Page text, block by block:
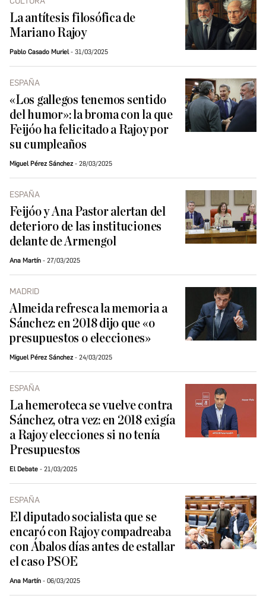
La antítesis filosófica de
Mariano Rajoy
Pablo Casado Muriel 31/03/2025
ESPAÑA
«Los gallegos tenemos sentido
del humor»: la broma con la que
Feijóo ha felicitado a Rajoy por
su cumpleaños
Miguel Pérez Sánchez 28/03/2025
ESPAÑA
Feijóo y Ana Pastor alertan del
deterioro de las instituciones
delante de Armengol
Ana Martín 27/03/2025
MADRID
Almeida refresca la memoria a
Sánchez: en 2018 dijo que «o
presupuestos o elecciones»
Miguel Pérez Sánchez 24/03/2025
ESPAÑA
La hemeroteca se vuelve contra
Sánchez, otra vez: en 2018 exigía
a Rajoy elecciones si no tenía
Presupuestos
El Debate 21/03/2025
ESPAÑA
El diputado socialista que se
encaró con Rajoy compadreaba
con Ábalos días antes de estallar
el caso PSOE
Ana Martín 06/03/2025